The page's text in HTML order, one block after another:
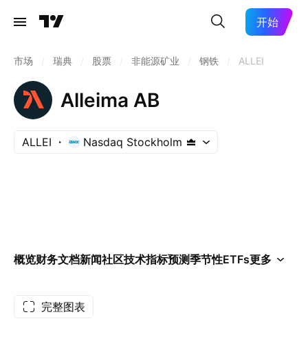
开始
市场 瑞典 股票 非能源矿业 钢铁 ALLEI
Alleima AB
ALLEI Nasdaq Stockholm
概览财务文档新闻社区技术指标预测季节性ETFs更多
完整图表